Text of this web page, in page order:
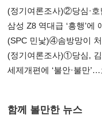
(정기여론조사)②당심·
삼성 Z8 역대급 ‘흥행’
대전’
(SPC 민낯)④솜방망이
(정기여론조사)①당심,
지지도 '50% 아래로'(종
세제개편에 ‘불안·불만
함께 볼만한 뉴스